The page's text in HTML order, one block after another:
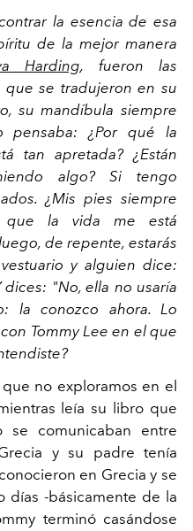
la esencia de esa
de la mejor manera
Harding, fueron las
que se tradujeron en su
su mandíbula siempre
pensaba: ¿Por qué la
tan apretada? ¿Están
algo? Si tengo
¿Mis pies siempre
que la vida me está
de repente, estarás
y alguien dice:
dices: "No, ella no usaría
la conozco ahora. Lo
Tommy Lee en el que
no exploramos en el
leía su libro que
se comunicaban entre
y su padre tenía
en Grecia y se
días -básicamente de la
terminó casándose